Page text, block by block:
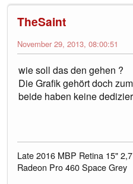
TheSaint
November 29, 2013, 08:00:51
wie soll das den gehen ?
Die Grafik gehört doch
beide haben keine
Late 2016 MBP Retina 15"
Radeon Pro 460 Space Grey